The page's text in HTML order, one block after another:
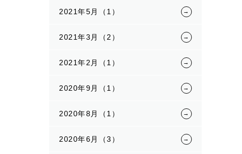
2021年5月（1）
2021年3月（2）
2021年2月（1）
2020年9月（1）
2020年8月（1）
2020年6月（3）